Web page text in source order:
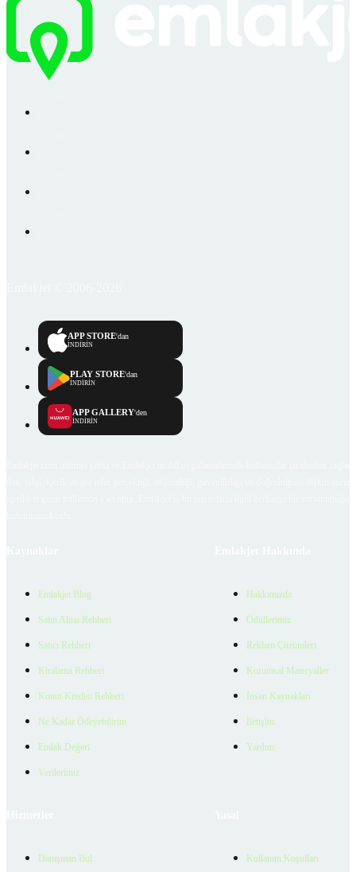
APP STORE'dan
İNDİRİN
PLAY STORE'dan
İNDİRİN
APP GALLERY'den
İNDİRİN
Emlakjet Blog
Satın Alma Rehberi
Satıcı Rehberi
Kiralama Rehberi
Konut Kredisi Rehberi
Ne Kadar Ödeyebilirim
Emlak Değeri
Verilerimiz
Hakkımızda
Ödüllerimiz
Reklam Çözümleri
Kurumsal Materyaller
İnsan Kaynakları
İletişim
Yardım
Danışman Bul Kullanım Koşulları